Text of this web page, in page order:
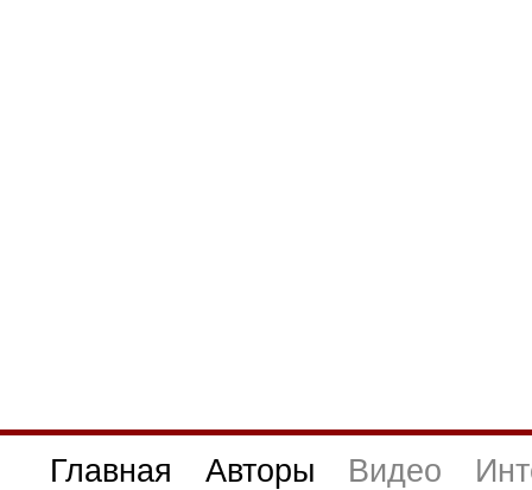
Главная Авторы Видео